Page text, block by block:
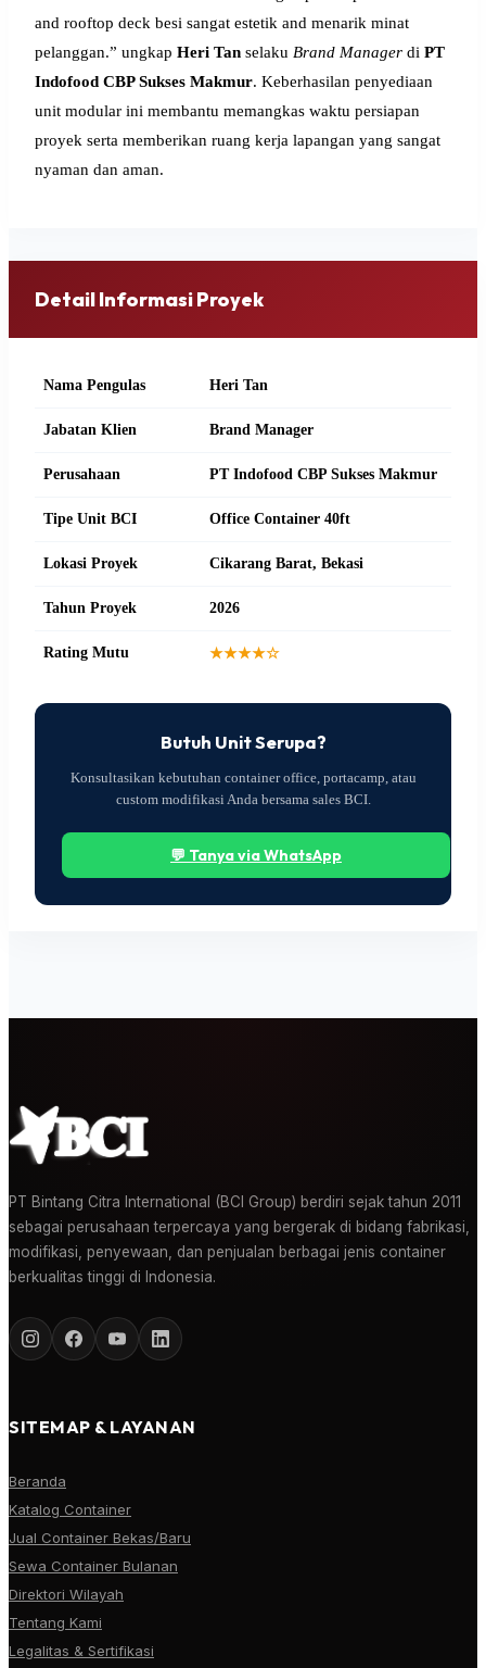
and rooftop deck besi sangat estetik and menarik minat
pelanggan.” ungkap Heri Tan selaku Brand Manager di PT
Indofood CBP Sukses Makmur. Keberhasilan penyediaan
unit modular ini membantu memangkas waktu persiapan
proyek serta memberikan ruang kerja lapangan yang sangat
nyaman dan aman.
Detail Informasi Proyek
Nama Pengulas Heri Tan
Jabatan Klien Brand Manager
Perusahaan PT Indofood CBP Sukses Makmur
Tipe Unit BCI Office Container 40ft
Lokasi Proyek Cikarang Barat, Bekasi
Tahun Proyek 2026
Rating Mutu ★★★★☆
Butuh Unit Serupa?
Konsultasikan kebutuhan container office, portacamp, atau
custom modifikasi Anda bersama sales BCI.
💬 Tanya via WhatsApp
PT Bintang Citra International (BCI Group) berdiri sejak tahun 2011
sebagai perusahaan terpercaya yang bergerak di bidang fabrikasi,
modifikasi, penyewaan, dan penjualan berbagai jenis container
berkualitas tinggi di Indonesia.
SITEMAP & LAYANAN
Beranda
Katalog Container
Jual Container Bekas/Baru
Sewa Container Bulanan
Direktori Wilayah
Tentang Kami
Legalitas & Sertifikasi